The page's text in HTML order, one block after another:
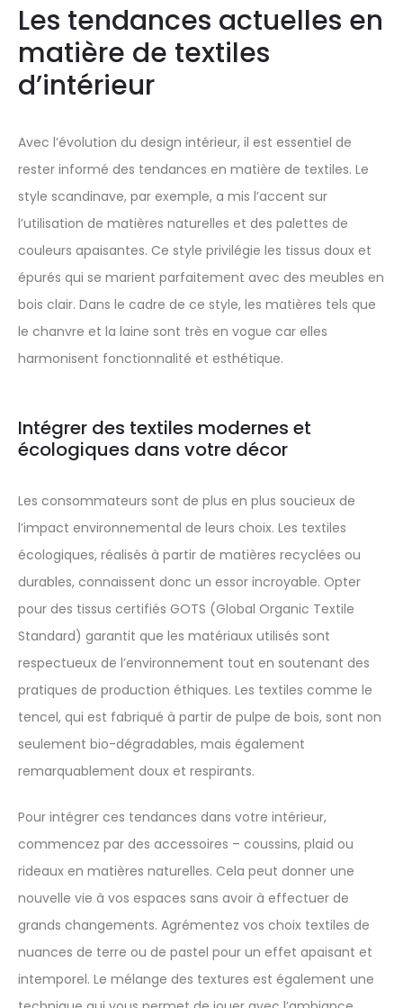
Les tendances actuelles en
matière de textiles
d’intérieur
Avec l’évolution du design intérieur, il est essentiel de
rester informé des tendances en matière de textiles. Le
style scandinave, par exemple, a mis l’accent sur
l’utilisation de matières naturelles et des palettes de
couleurs apaisantes. Ce style privilégie les tissus doux et
épurés qui se marient parfaitement avec des meubles en
bois clair. Dans le cadre de ce style, les matières tels que
le chanvre et la laine sont très en vogue car elles
harmonisent fonctionnalité et esthétique.
Intégrer des textiles modernes et
écologiques dans votre décor
Les consommateurs sont de plus en plus soucieux de
l’impact environnemental de leurs choix. Les textiles
écologiques, réalisés à partir de matières recyclées ou
durables, connaissent donc un essor incroyable. Opter
pour des tissus certifiés GOTS (Global Organic Textile
Standard) garantit que les matériaux utilisés sont
respectueux de l’environnement tout en soutenant des
pratiques de production éthiques. Les textiles comme le
tencel, qui est fabriqué à partir de pulpe de bois, sont non
seulement bio-dégradables, mais également
remarquablement doux et respirants.
Pour intégrer ces tendances dans votre intérieur,
commencez par des accessoires – coussins, plaid ou
rideaux en matières naturelles. Cela peut donner une
nouvelle vie à vos espaces sans avoir à effectuer de
grands changements. Agrémentez vos choix textiles de
nuances de terre ou de pastel pour un effet apaisant et
intemporel. Le mélange des textures est également une